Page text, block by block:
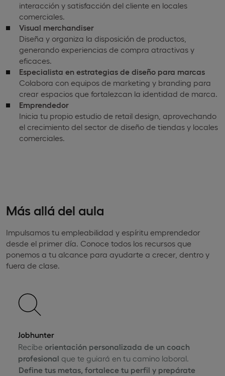
interacción y satisfacción del cliente en locales
comerciales.
Visual merchandiser
Diseña y organiza la disposición de productos,
generando experiencias de compra atractivas y
eficaces.
Especialista en estrategias de diseño para marcas
Colabora con equipos de marketing y branding para
crear espacios que fortalezcan la identidad de marca.
Emprendedor
Inicia tu propio estudio de retail design, aprovechando
el crecimiento del sector de diseño de tiendas y locales
comerciales.
Más allá del aula
Impulsamos tu empleabilidad y espíritu emprendedor
desde el primer día. Conoce todos los recursos que
ponemos a tu alcance para ayudarte a crecer, dentro y
fuera de clase.
Jobhunter
Recibeorientación personalizada de un coach
profesional que te guiará en tu camino laboral.
Define tus metas, fortalece tu perfil y prepárate